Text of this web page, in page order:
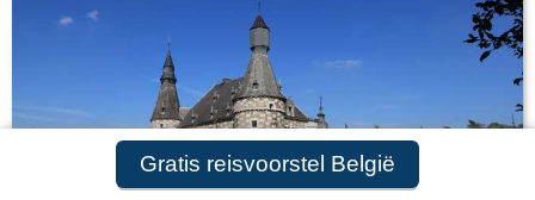
Gratis reisvoorstel België